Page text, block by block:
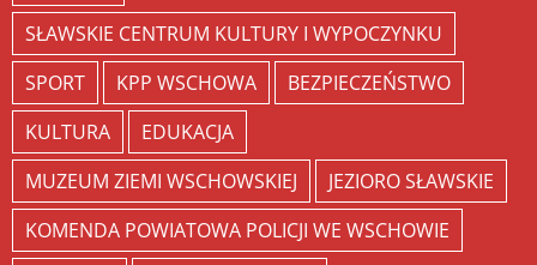
SŁAWSKIE CENTRUM KULTURY I WYPOCZYNKU
SPORT
KPP WSCHOWA
BEZPIECZEŃSTWO
KULTURA
EDUKACJA
MUZEUM ZIEMI WSCHOWSKIEJ
JEZIORO SŁAWSKIE
KOMENDA POWIATOWA POLICJI WE WSCHOWIE